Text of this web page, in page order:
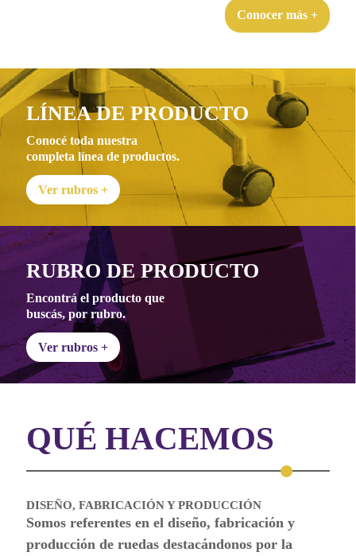
Conocer más +
LÍNEA DE PRODUCTO
Conocé toda nuestra
completa línea de productos.
Ver rubros +
RUBRO DE PRODUCTO
Encontrá el producto que
buscás, por rubro.
Ver rubros +
QUÉ HACEMOS
DISEÑO, FABRICACIÓN Y PRODUCCIÓN
Somos referentes en el diseño, fabricación y
producción de ruedas destacándonos por la